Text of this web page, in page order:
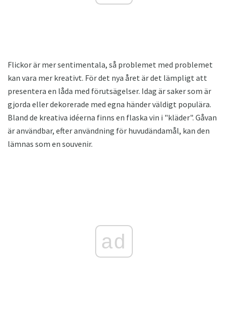
Flickor är mer sentimentala, så problemet med problemet
kan vara mer kreativt. För det nya året är det lämpligt att
presentera en låda med förutsägelser. Idag är saker som är
gjorda eller dekorerade med egna händer väldigt populära.
Bland de kreativa idéerna finns en flaska vin i "kläder". Gåvan
är användbar, efter användning för huvudändamål, kan den
lämnas som en souvenir.
ad